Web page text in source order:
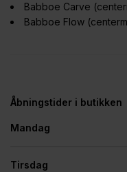
Babboe Carve
Babboe Flow
Åbningstider i butikken
Mandag
Tirsdag